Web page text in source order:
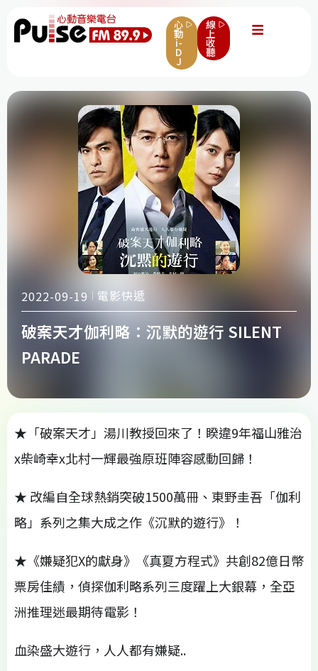
心
動
i-
D
J
線
上
收
聽
2022-09-19 電影快遞
破案天才伽利略：沉默的遊行 SILENT
PARADE
★「破案天才」湯川教授回來了！睽違9年福山雅治
x柴崎幸x北村一輝最強原班陣容感動回歸！
★ 改編自全球熱銷突破1500萬冊、東野圭吾「伽利
略」系列之集大成之作《沉默的遊行》！
★《嫌疑犯X的獻身》《真夏方程式》共創82億日幣
票房佳績，偵探伽利略系列三度躍上大銀幕，全亞
洲推理迷最期待電影！
血染盛大遊行，人人都有嫌疑..